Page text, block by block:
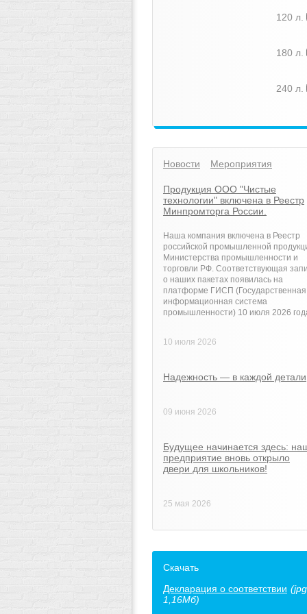
120 л.
180 л.
240 л.
Скачать
Декларация о соответствии
1,16Мб)
Новости Мероприятия
Продукция ООО "Чистые
технологии" включена в Реестр
Минпромторга России.
Наша компания включена в Реестр
российской промышленной
Министерства промышленности и
торговли РФ. Соответствующая
о наших пакетах появилась на
платформе ГИСП (Государственная
информационная система
промышленности) 10 июля 2026
10 июля 2026
Надежность — в каждой детали
09 июня 2026
Будущее начинается здесь:
предприятие вновь открыло
двери для школьников!
25 мая 2026